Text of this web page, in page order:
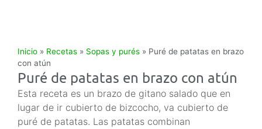
Inicio » Recetas » Sopas y purés » Puré de patatas en brazo
con atún
Puré de patatas en brazo con atún
Esta receta es un brazo de gitano salado que en
lugar de ir cubierto de bizcocho, va cubierto de
puré de patatas. Las patatas combinan